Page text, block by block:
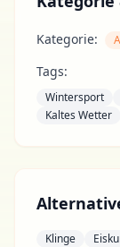
Kategorie:
Tags:
Wintersport
Kaltes Wetter
Klinge